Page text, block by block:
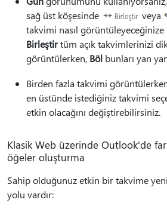
sağ üst köşesinde
veya
takvimi nasıl
Birleştirtüm açık takvimlerinizi
görüntülerken, Böl bunları yan
Birden fazla takvimi
en üstünde istediğiniz takvimi
etkin olacağını değiştirebilirsiniz.
Klasik Web üzerinde Outlook'de
öğeler oluşturma
Sahip olduğunuz etkin bir takvime
yolu vardır: